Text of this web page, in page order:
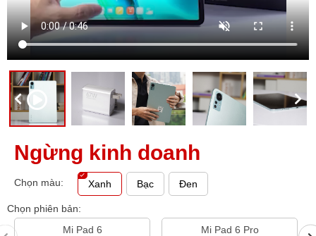
Ngừng kinh doanh
Chọn màu: Xanh Bạc Đen
Chọn phiên bản:
Mi Pad 6
Mi Pad 6 Pro